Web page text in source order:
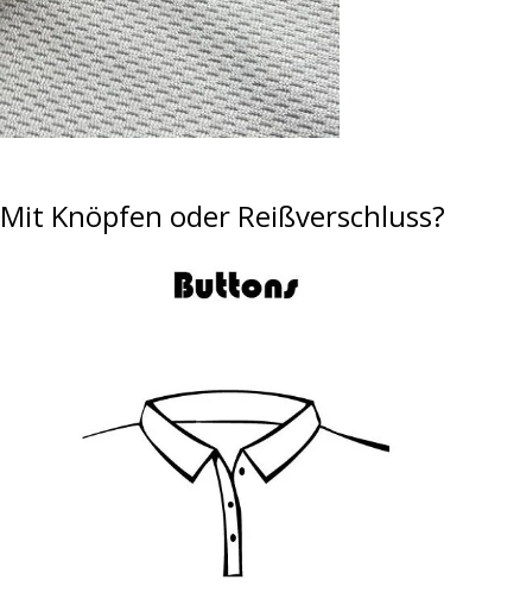
Mit Knöpfen oder Reißverschluss?